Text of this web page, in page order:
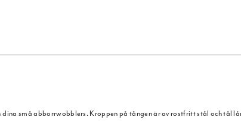
små abborrwobblers. Kroppen på tången är av rostfritt stål och tål